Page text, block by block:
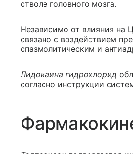
стволе головного мозга.
Независимо от влияния на
связано с воздействием
спазмолитическим и
Лидокаина гидрохлорид
согласно инструкции